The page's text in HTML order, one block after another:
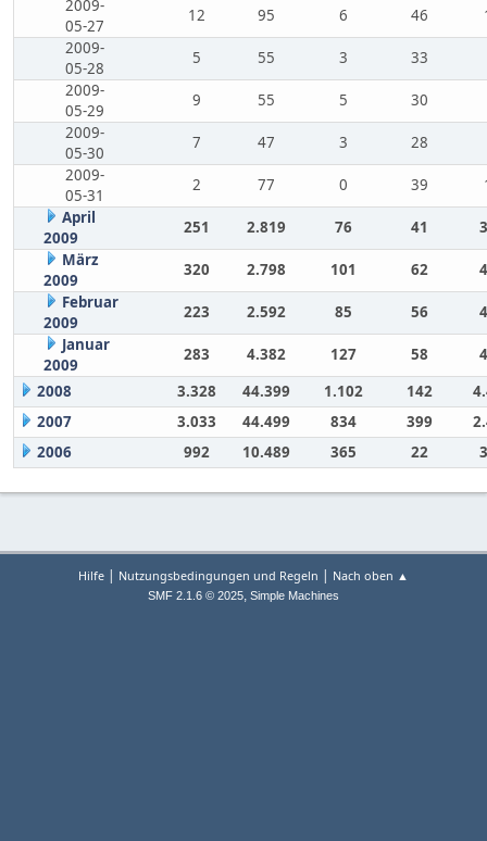
2009-
05-27
12 95 6 46
2009-
05-28
5 55 3
33
2009-
05-29
9 55 5
30
2009-
05-30
7 47 3
28
2009-
05-31
2 77 0 39
April
2009
251 2.819 76 41
März
2009
320 2.798 101 62
Februar
2009
223 2.592 85 56
Januar
2009
283 4.382 127 58
2008
3.328 44.399 1.102 142
2007
3.033 44.499 834 399
2006
992 10.489 365 22
Hilfe | Nutzungsbedingungen und Regeln | Nach oben ▲
SMF 2.1.6 © 2025, Simple Machines